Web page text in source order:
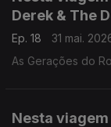
Derek & The
Ep. 18
31 mai.
As Gerações do
Nesta